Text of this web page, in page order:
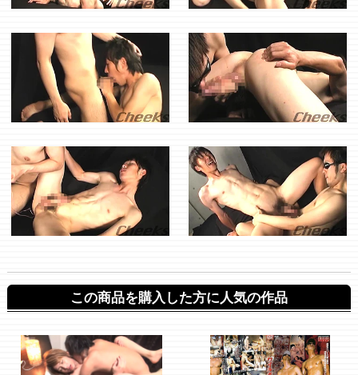
この商品を購入した方に人気の作品